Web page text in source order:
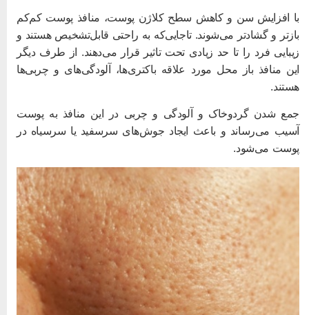
افزایش سن و کاهش سطح کلاژن پوست، منافذ پوست کم‌کم
و گشادتر می‌شوند. تاجایی‌که به راحتی قابل‌تشخیص هستند و
فرد را تا حد زیادی تحت تاثیر قرار می‌دهند. از طرف دیگر
منافذ باز محل مورد علاقه باکتری‌ها، آلودگی‌های و چربی‌ها
شدن گردوخاک و آلودگی و چربی در این منافذ به پوست
می‌رساند و باعث ایجاد جوش‌های سرسفید یا سرسیاه در
می‌شود.